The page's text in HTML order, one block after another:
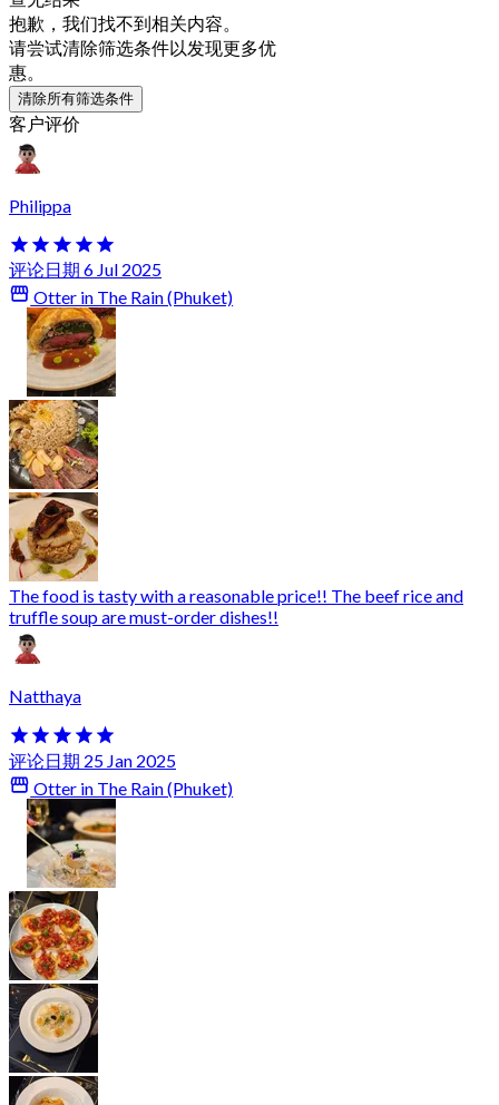
抱歉，我们找不到相关内容。
请尝试清除筛选条件以发现更多优
惠。
清除所有筛选条件
客户评价
Philippa
评论日期 6 Jul 2025
Otter in The Rain (Phuket)
The food is tasty with a reasonable price!! The beef rice and
truffle soup are must-order dishes!!
Natthaya
评论日期 25 Jan 2025
Otter in The Rain (Phuket)